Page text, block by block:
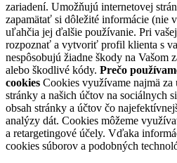
zariadení. Umožňujú internetovej
zapamätať si dôležité informácie (nie
uľahčia jej ďalšie používanie. Pri
rozpoznať a vytvoriť profil klienta s
nespôsobujú žiadne škody na Vašom
alebo škodlivé kódy. Prečo
cookies Cookies využívame najmä
stránky a našich účtov na sociálnych
obsah stránky a účtov čo
analýzy dát. Cookies môžeme
a retargetingové účely. Vďaka
cookies súborov a podobných